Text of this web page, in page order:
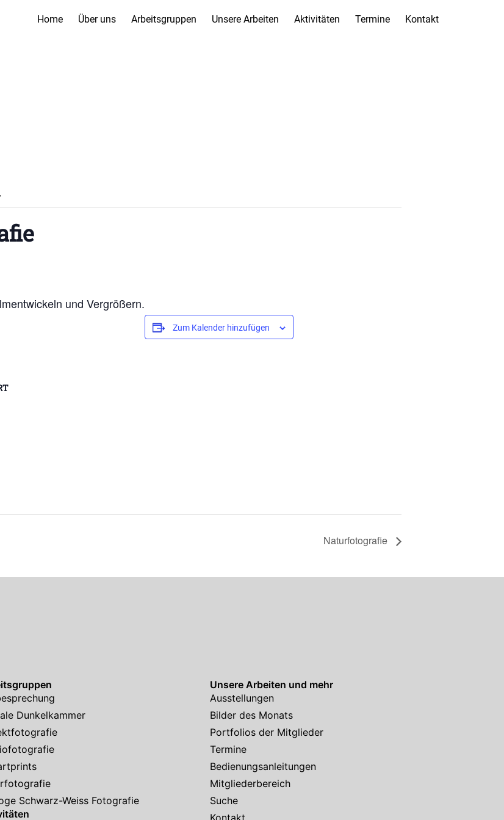
Home Über uns Arbeitsgruppen Unsere Arbeiten Aktivitäten Termine Kontakt
und Vergrößern.
Zum Kalender hinzufügen
Naturfotografie
Dunkelkammer
Schwarz-Weiss Fotografie
Unsere Arbeiten und mehr
Ausstellungen
Bilder des Monats
Portfolios der Mitglieder
Termine
Bedienungsanleitungen
Mitgliederbereich
Suche